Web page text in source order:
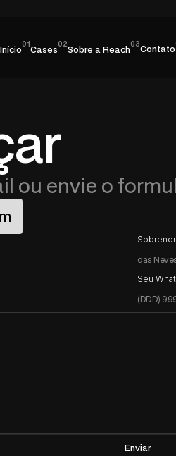
Início01 Cases02Sobre a Reach03Contato
ou envie o
Seu
Enviar